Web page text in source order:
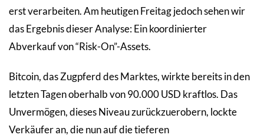
erst verarbeiten. Am heutigen Freitag jedoch sehen wir
das Ergebnis dieser Analyse: Ein koordinierter
Abverkauf von “Risk-On”-Assets.
Bitcoin, das Zugpferd des Marktes, wirkte bereits in den
letzten Tagen oberhalb von 90.000 USD kraftlos. Das
Unvermögen, dieses Niveau zurückzuerobern, lockte
Verkäufer an, die nun auf die tieferen